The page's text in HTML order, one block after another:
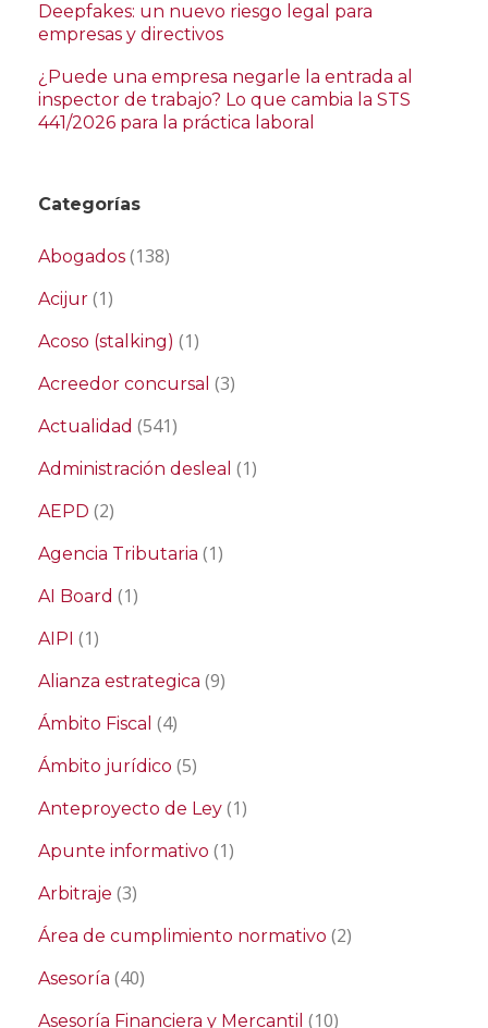
Deepfakes: un nuevo riesgo legal para
empresas y directivos
¿Puede una empresa negarle la entrada al
inspector de trabajo? Lo que cambia la STS
441/2026 para la práctica laboral
Categorías
Abogados (138)
Acijur (1)
Acoso (stalking) (1)
Acreedor concursal (3)
Actualidad (541)
Administración desleal (1)
AEPD (2)
Agencia Tributaria (1)
AI Board (1)
AIPI (1)
Alianza estrategica (9)
Ámbito Fiscal (4)
Ámbito jurídico (5)
Anteproyecto de Ley (1)
Apunte informativo (1)
Arbitraje (3)
Área de cumplimiento normativo (2)
Asesoría (40)
Asesoría Financiera y Mercantil (10)